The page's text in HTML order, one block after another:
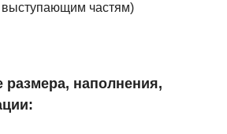
частям)
размера, наполнения,